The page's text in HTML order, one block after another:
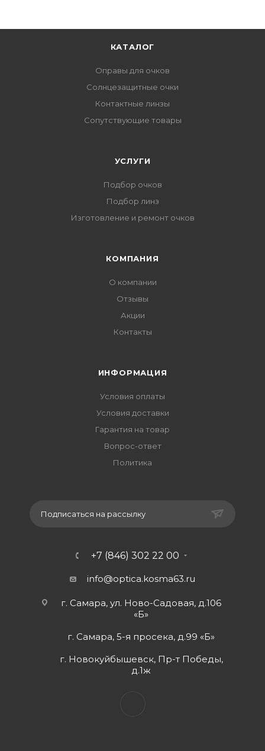
КАТАЛОГ
Оправы для очков
Солнцезащитные очки
Контактные линзы
Сопутствующие товары
УСЛУГИ
Подбор очков
Подбор линз
Изготовление и ремонт очков
КОМПАНИЯ
О компании
Отзывы
Акции
Контакты
ИНФОРМАЦИЯ
Условия оплаты
Условия доставки
Гарантия на товар
Вопрос-ответ
Политика
Подписаться на рассылку
+7 (846) 302 22 00
info@optica.kosma63.ru
г. Самара, ул. Ново-Садовая, д.106
«Б»
г. Самара, 5-я просека, д.99 «Б»
г. Новокуйбышевск, Пр-т Победы,
д.1ж